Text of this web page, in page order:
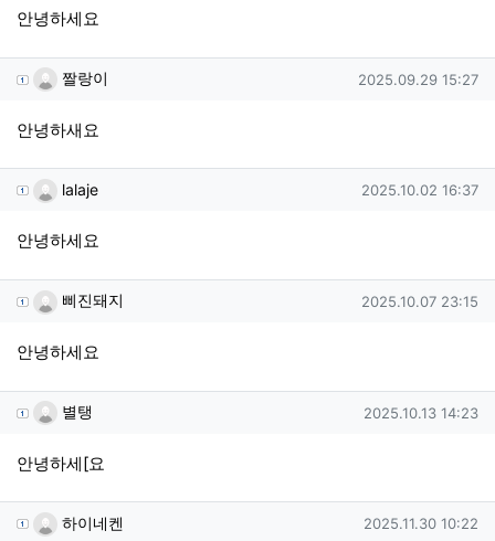
안녕하세요
짤랑이님의 댓글
짤랑이 작성일
2025.09.29 15:27
안녕하새요
lalaje님의 댓글
lalaje 작성일
2025.10.02 16:37
안녕하세요
삐진돼지님의 댓글
삐진돼지 작성일
2025.10.07 23:15
안녕하세요
별탱님의 댓글
별탱 작성일
2025.10.13 14:23
안녕하세[요
하이네켄님의 댓글
하이네켄 작성일
2025.11.30 10:22